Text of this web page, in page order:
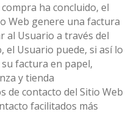
ha concluido, el
Web genere una factura
al Usuario a través del
el Usuario puede, si así lo
factura en papel,
y tienda
de contacto del Sitio Web
facilitados más